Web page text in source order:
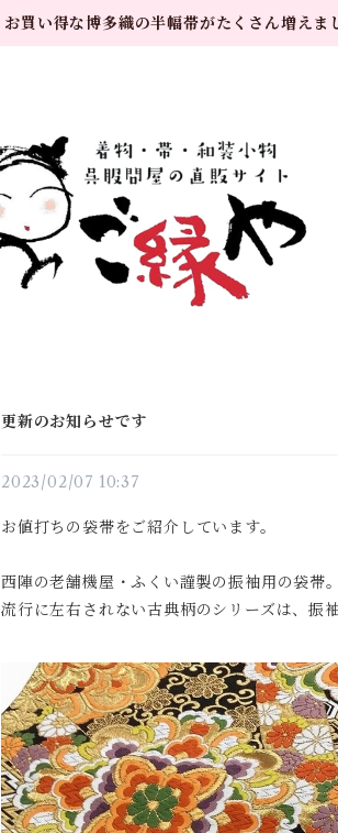
お買い得な博多織の半幅帯がたくさん増えま
更新のお知らせです
2023/02/07 10:37
お値打ちの袋帯をご紹介しています。
西陣の老舗機屋・ふくい謹製の振袖用の袋帯。
流行に左右されない古典柄のシリーズは、振